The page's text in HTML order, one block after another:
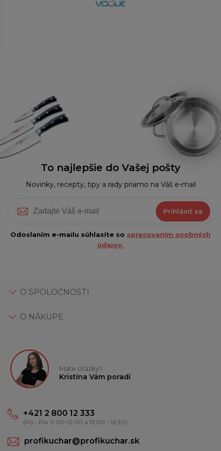
To najlepšie do Vašej pošty
Novinky, recepty, tipy a rady priamo na Váš e-mail
Prihlásiť sa
Odoslaním e-mailu súhlasíte so spracovaním osobných
údajov.
O SPOLOČNOSTI
O NÁKUPE
Máte otázky?
Kristína Vám poradí
+421 2 800 12 333
(Po - Pia: 9:00-12:00 a 13:00 - 16:30)
profikuchar@profikuchar.sk